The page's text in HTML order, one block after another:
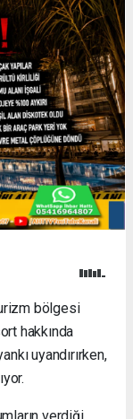
bölgesi
hakkında
uyandırırken,